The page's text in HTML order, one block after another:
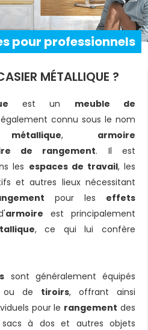
pour professionnels
MÉTALLIQUE ?
est un meuble de
connu sous le nom
, armoire
de rangement. Il est
les espaces de travail, les
et autres lieux nécessitant
pour les effets
armoire est principalement
, ce qui lui confère
sont généralement équipés
ou de tiroirs, offrant ainsi
pour le rangement des
sacs à dos et autres objets